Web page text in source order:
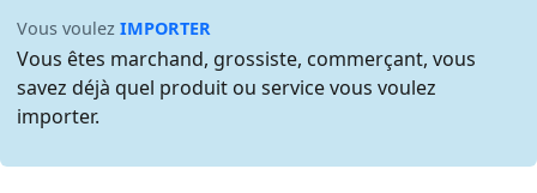
Vous voulezIMPORTER
Vous êtes marchand, grossiste, commerçant, vous
savez déjà quel produit ou service vous voulez
importer.